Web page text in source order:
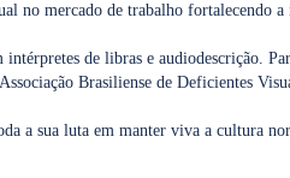
no mercado de trabalho fortalecendo
de libras e audiodescrição.
Brasiliense de Deficientes
a sua luta em manter viva a cultura